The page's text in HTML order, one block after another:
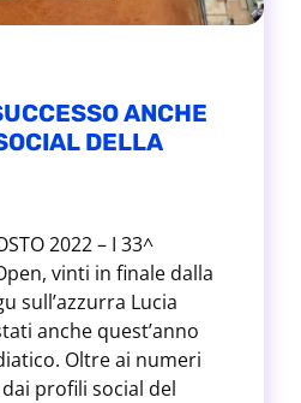
ANCHE
DELLA
2022 – I 33^
vinti in finale dalla
sull’azzurra Lucia
anche quest’anno
Oltre ai numeri
profili social del